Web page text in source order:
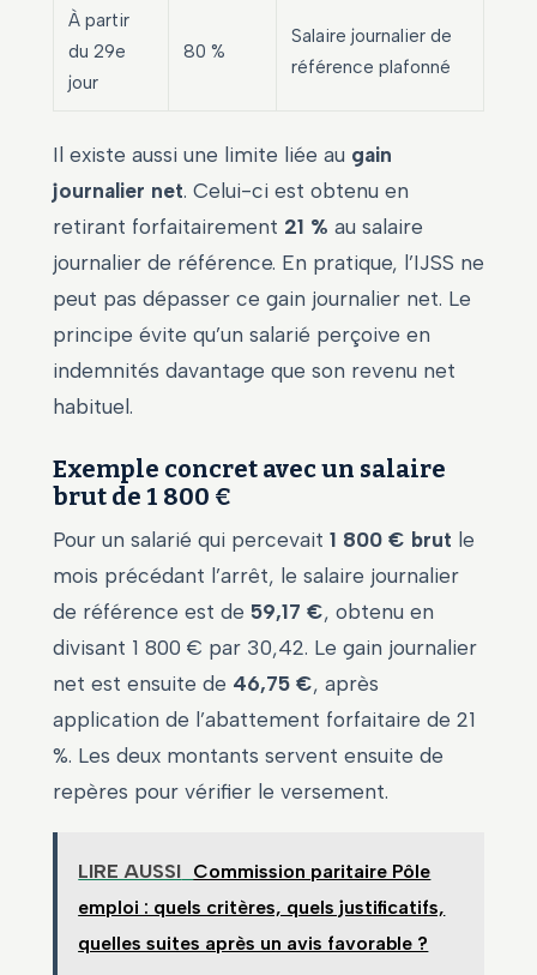
À partir
du 29e
jour
80 %
Salaire journalier de
référence plafonné
Il existe aussi une limite liée au gain
journalier net. Celui-ci est obtenu en
retirant forfaitairement 21 % au salaire
journalier de référence. En pratique, l’IJSS ne
peut pas dépasser ce gain journalier net. Le
principe évite qu’un salarié perçoive en
indemnités davantage que son revenu net
habituel.
Exemple concret avec un salaire
brut de 1 800 €
Pour un salarié qui percevait 1 800 € brut le
mois précédant l’arrêt, le salaire journalier
de référence est de 59,17 €, obtenu en
divisant 1 800 € par 30,42. Le gain journalier
net est ensuite de 46,75 €, après
application de l’abattement forfaitaire de 21
%. Les deux montants servent ensuite de
repères pour vérifier le versement.
LIRE AUSSI Commission paritaire Pôle
emploi : quels critères, quels justificatifs,
quelles suites après un avis favorable ?